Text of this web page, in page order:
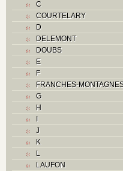
C
COURTELARY
D
DELEMONT
DOUBS
E
F
FRANCHES-
G
H
I
J
K
L
LAUFON